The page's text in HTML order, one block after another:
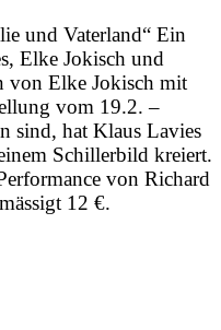
und Vaterland“ Ein
Elke Jokisch und
von Elke Jokisch mit
vom 19.2. –
sind, hat Klaus Lavies
Schillerbild kreiert.
von Richard
12 €.